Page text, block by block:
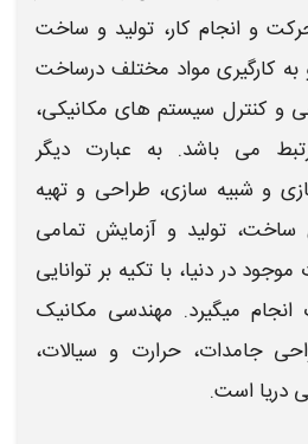
و انجام کار، تولید و ساخت
کارگیری مواد مختلف درساخت
و کنترل سیستم های مکانیکی،
می باشد. به عبارت دیگر
و شبیه سازی، طراحی و تهیه
تولید و آزمایش تمامی
در دنیا، با تکیه بر توانایی
انجام میگیرد. مهندسی مکانیک
جامدات، حرارت و سیالات،
دریا است.